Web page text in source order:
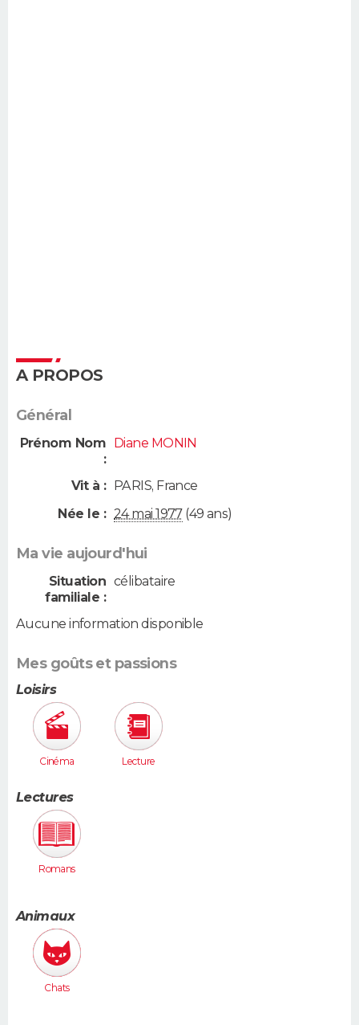
A PROPOS
Général
Prénom Nom
:
Diane MONIN
Vit à : PARIS, France
Née le : 24 mai 1977(49 ans)
Ma vie aujourd'hui
Situation
familiale :
célibataire
Aucune information disponible
Mes goûts et passions
Loisirs
Cinéma Lecture
Lectures
Romans
Animaux
Chats